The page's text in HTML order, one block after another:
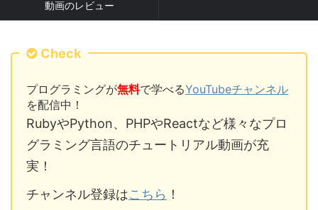
動画のレビュー
Check
プログラミングが無料で学べるYouTubeチャンネル
を配信中！
RubyやPython、PHPやReactなど様々なプロ
グラミング言語のチュートリアル動画が充
実！
チャンネル登録はこちら ！